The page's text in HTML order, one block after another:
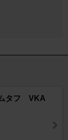
タフ VKA